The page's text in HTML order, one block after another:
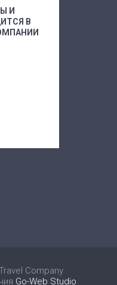
И
В
Company
Go-Web Studio